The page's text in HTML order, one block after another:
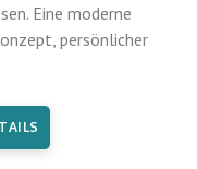
Eine moderne
persönlicher